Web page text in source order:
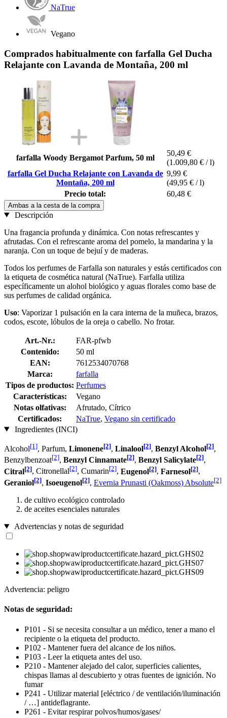
NaTrue
Vegano
Comprados habitualmente con farfalla Gel Ducha
Relajante con Lavanda de Montaña, 200 ml
farfalla Woody Bergamot Parfum, 50 ml
50,49 €
(1.009,80 € / l)
farfalla Gel Ducha Relajante con Lavanda de
Montaña, 200 ml
9,99 €
(49,95 € / l)
Precio total:
60,48 €
Ambas a la cesta de la compra
Descripción
Una fragancia profunda y dinámica. Con notas refrescantes y
afrutadas. Con el refrescante aroma del pomelo, la mandarina y la
naranja. Con un toque de bejuí y de maderas.
Todos los perfumes de Farfalla son naturales y estás certificados con
la etiqueta de cosmética natural (NaTrue). Farfalla utiliza
específicamente un alohol biológico y aguas florales como base de
sus perfumes de calidad orgánica.
Uso: Vaporizar 1 pulsación en la cara interna de la muñeca, brazos,
codos, escote, lóbulos de la oreja o cabello. No frotar.
Art.-Nr.:
FAR-pfwb
Contenido:
50 ml
EAN:
7612534070768
Marca:
farfalla
Tipos de productos: Perfumes
Características:
Vegano
Notas olfativas:
Afrutado, Cítrico
Certificados:
NaTrue, Vegano sin certificado
Ingredientes (INCI)
Alcohol[1], Parfum, Limonene[2], Linalool[2], Benzyl Alcohol[2],
Benzylbenzoat[2], Benzyl Cinnamate[2], Benzyl Salicylate[2],
Citral[2], Citronellal[2], Cumarin[2], Eugenol[2], Farnesol[2],
Geraniol[2], Isoeugenol[2], Evernia Prunasti (Oakmoss) Absolute[2]
de cultivo ecológico controlado
de aceites esenciales naturales
Advertencias y notas de seguridad
Advertencia: peligro
Notas de seguridad:
P101 - Si se necesita consultar a un médico, tener a mano el
recipiente o la etiqueta del producto.
P102 - Mantener fuera del alcance de los niños.
P103 - Leer la etiqueta antes del uso.
P210 - Mantener alejado del calor, superficies calientes,
chispas llamas al descubierto y otras fuentes de ignición. No
fumar
P241 - Utilizar material [eléctrico / de ventilación/iluminación
/ …] antideflagrante.
P261 - Evitar respirar polvos/humos/gases/